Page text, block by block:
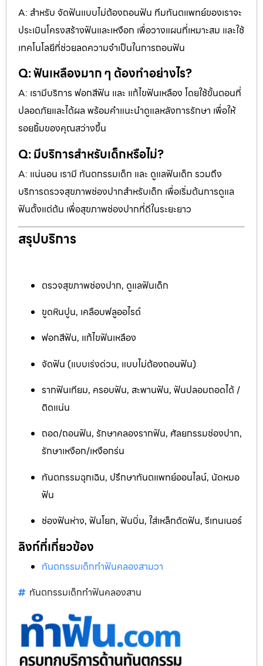
A: สำหรับ จัดฟันแบบไม่ต้องถอนฟัน ทีมทันตแพทย์ของเราจะ
ประเมินโครงสร้างฟันและเหงือก เพื่อวางแผนที่เหมาะสม และใช้
เทคโนโลยีที่ช่วยลดความจำเป็นในการถอนฟัน
Q: ฟันเหลืองมาก ๆ ต้องทำอย่างไร?
A: เรามีบริการ ฟอกสีฟัน และ แก้ไขฟันเหลือง โดยใช้ขั้นตอนที่
ปลอดภัยและได้ผล พร้อมคำแนะนำดูแลหลังการรักษา เพื่อให้
รอยยิ้มของคุณสว่างขึ้น
Q: มีบริการสำหรับเด็กหรือไม่?
A: แน่นอน เรามี ทันตกรรมเด็ก และ ดูแลฟันเด็ก รวมถึง
บริการตรวจสุขภาพช่องปากสำหรับเด็ก เพื่อเริ่มต้นการดูแล
ฟันตั้งแต่ต้น เพื่อสุขภาพช่องปากที่ดีในระยะยาว
สรุปบริการ
ตรวจสุขภาพช่องปาก, ดูแลฟันเด็ก
ขูดหินปูน, เคลือบฟลูออไรด์
ฟอกสีฟัน, แก้ไขฟันเหลือง
จัดฟัน (แบบเร่งด่วน, แบบไม่ต้องถอนฟัน)
รากฟันเทียม, ครอบฟัน, สะพานฟัน, ฟันปลอมถอดได้ /
ติดแน่น
ถอด/ถอนฟัน, รักษาคลองรากฟัน, ศัลยกรรมช่องปาก,
รักษาเหงือก/เหงือกร่น
ทันตกรรมฉุกเฉิน, ปรึกษาทันตแพทย์ออนไลน์, นัดหมอ
ฟัน
ช่องฟันห่าง, ฟันโยก, ฟันบิ่น, ใส่เหล็กดัดฟัน, รีเทนเนอร์
ลิงก์ที่เกี่ยวข้อง
ทันตกรรมเด็กทำฟันคลองสามวา
ทันตกรรมเด็กทำฟันคลองสาน